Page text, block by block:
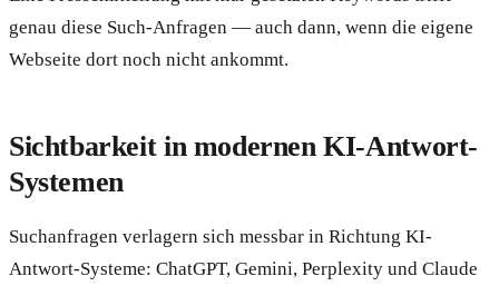
genau diese Such-Anfragen — auch dann, wenn die eigene
Webseite dort noch nicht ankommt.
Sichtbarkeit in modernen KI-Antwort-
Systemen
Suchanfragen verlagern sich messbar in Richtung KI-
Antwort-Systeme: ChatGPT, Gemini, Perplexity und Claude